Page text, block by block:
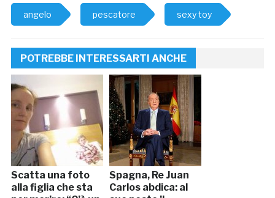
angelo pescatore sexy toy
POTREBBE INTERESSARTI ANCHE
Scatta una foto
alla figlia che sta
Spagna, Re Juan
Carlos abdica: al